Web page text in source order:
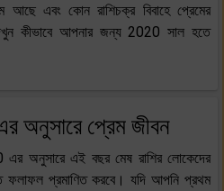
আছে এবং কোন রাশিচক্র বিবাহে প্রেমের
কীভাবে আপনার জন্য 2020 সাল হতে
অনুসারে প্রেম জীবন
অনুসারে এই বছর মেষ রাশির লোকেদের
ফলাফল প্রমাণিত করবে। যদি আপনি প্রথম